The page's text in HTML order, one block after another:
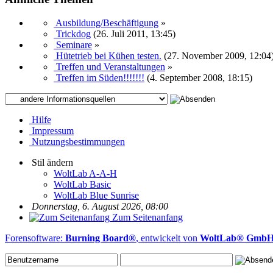
Ausbildung/Beschäftigung »
Trickdog (26. Juli 2011, 13:45)
Seminare »
Hütetrieb bei Kühen testen. (27. November 2009,
Treffen und Veranstaltungen »
Treffen im Süden!!!!!!! (4. September 2008, 18:15)
Hilfe
Impressum
Nutzungsbestimmungen
Stil ändern
WoltLab A-A-H
WoltLab Basic
WoltLab Blue Sunrise
Donnerstag, 6. August 2026, 08:00
Zum Seitenanfang
Forensoftware: Burning Board®, entwickelt von WoltLab®